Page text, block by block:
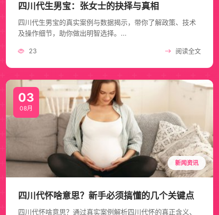
四川代生男宝：张女士的抉择与真相
四川代生男宝的真实案例与数据揭示，带你了解政策、技术
及操作细节，助你做出明智选择。...
23 阅读全文
03
08月
新闻资讯
四川代怀啥意思？新手必须搞懂的几个关键点
四川代怀啥意思？通过真实案例解析四川代怀的真正含义、